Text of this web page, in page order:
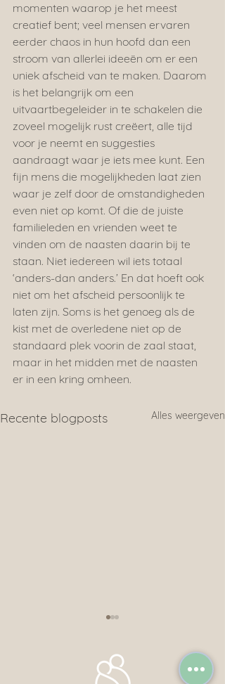
momenten waarop je het meest
creatief bent; veel mensen ervaren
eerder chaos in hun hoofd dan een
stroom van allerlei ideeën om er een
uniek afscheid van te maken. Daarom
is het belangrijk om een
uitvaartbegeleider in te schakelen die
zoveel mogelijk rust creëert, alle tijd
voor je neemt en suggesties
aandraagt waar je iets mee kunt. Een
fijn mens die mogelijkheden laat zien
waar je zelf door de omstandigheden
even niet op komt. Of die de juiste
familieleden en vrienden weet te
vinden om de naasten daarin bij te
staan. Niet iedereen wil iets totaal
‘anders-dan anders.’ En dat hoeft ook
niet om het afscheid persoonlijk te
laten zijn. Soms is het genoeg als de
kist met de overledene niet op de
standaard plek voorin de zaal staat,
maar in het midden met de naasten
er in een kring omheen.
Recente blogposts Alles weergeven